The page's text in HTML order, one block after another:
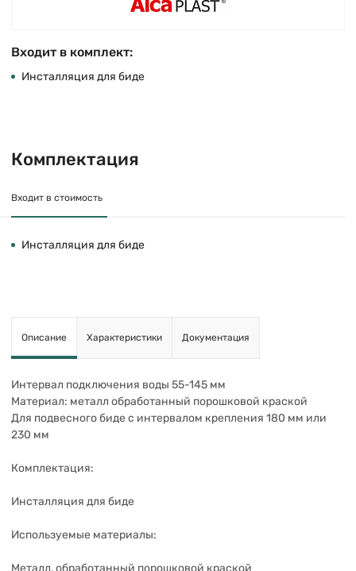
Входит в комплект:
Инсталляция для биде
Комплектация
Входит в стоимость
Инсталляция для биде
Описание Характеристики Документация
Интервал подключения воды 55-145 мм
Материал: металл обработанный порошковой краской
Для подвесного биде с интервалом крепления 180 мм или
230 мм
Комплектация:
Инсталляция для биде
Используемые материалы:
Металл, обработанный порошковой краской